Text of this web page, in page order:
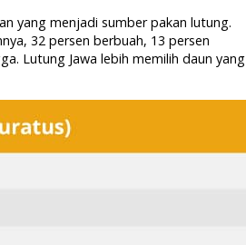
yang menjadi sumber pakan lutung.
32 persen berbuah, 13 persen
Lutung Jawa lebih memilih daun yang